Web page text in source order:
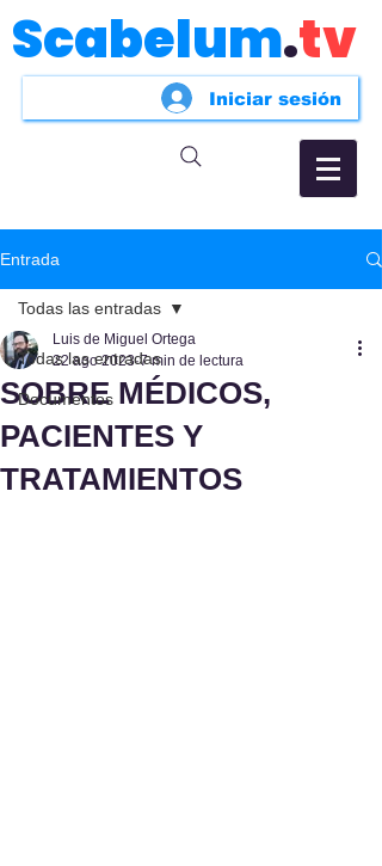
Scabelum.tv
Iniciar sesión
Entrada
Todas las entradas
Documentos
Todas las entradas
SOBRE MÉDICOS,
PACIENTES Y
TRATAMIENTOS
Luis de Miguel Ortega
22 ago 2023 7 min de lectura